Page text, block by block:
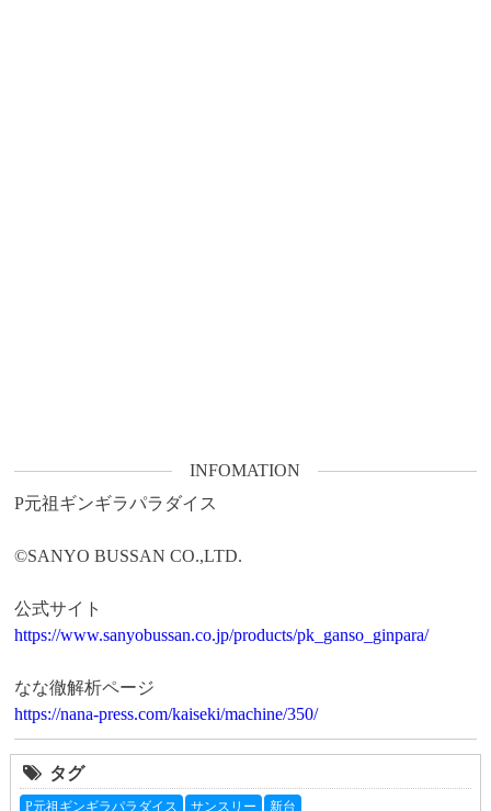
INFOMATION
P元祖ギンギラパラダイス
©SANYO BUSSAN CO.,LTD.
https://www.sanyobussan.co.jp/products/pk_ganso_ginpara/
https://nana-press.com/kaiseki/machine/350/
タグ
P元祖ギンギラパラダイス サンスリー 新台